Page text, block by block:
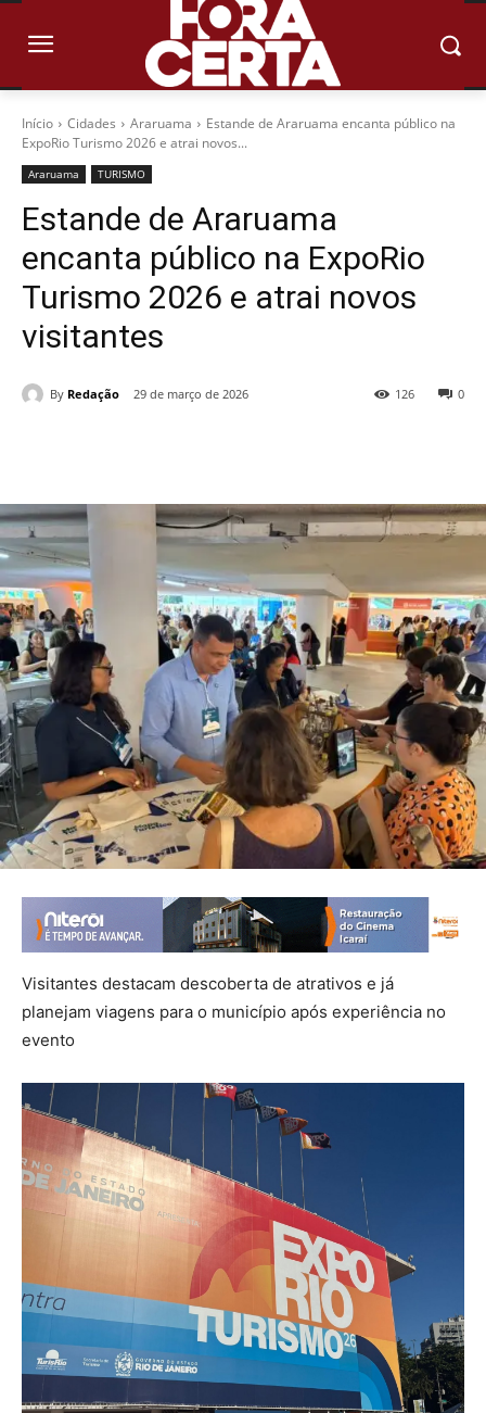
Início Cidades Araruama
Estande de Araruama encanta público na
ExpoRio Turismo 2026 e atrai novos...
Araruama TURISMO
Estande de Araruama
encanta público na ExpoRio
Turismo 2026 e atrai novos
visitantes
By Redação 29 de março de 2026 0
126
Visitantes destacam descoberta de atrativos e já
planejam viagens para o município após experiência no
evento